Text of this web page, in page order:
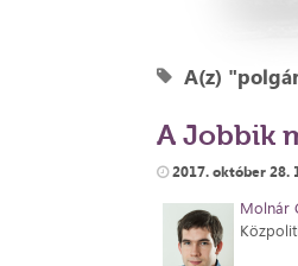
A(z)
A Jobbik
2017. október 28.
Molnár